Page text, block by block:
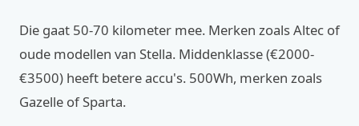
Die gaat 50-70 kilometer mee. Merken zoals Altec of
oude modellen van Stella. Middenklasse (€2000-
€3500) heeft betere accu's. 500Wh, merken zoals
Gazelle of Sparta.